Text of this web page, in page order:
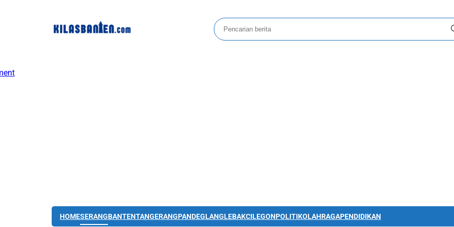
HOMESERANGBANTENTANGERANGPANDEGLANGLEBAKCILEGONPOLITIKOLAHRAGAPENDIDIKAN